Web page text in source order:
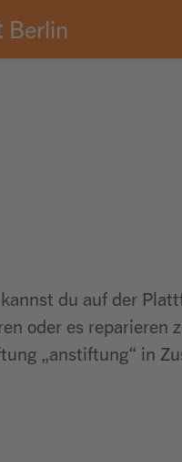
Berlin
du auf der
oder es
„anstiftung“ in